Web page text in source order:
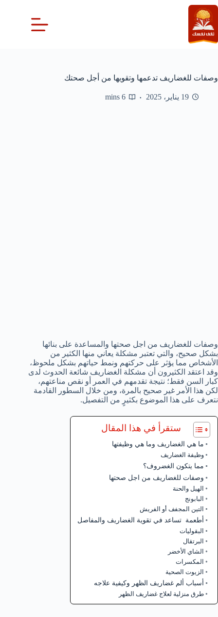
التجاوز
إلى
المحتوى
وصفات للغضاريف تدعمها وتقويها من أجل صحتك
19 يناير، 2025 6 mins
وصفات للغضاريف من اجل صحتها والمساعدة على بنائها
بشكل صحيح، والتي تعتبر مشكلة يعاني منها الكثير من
الأشخاص مما يؤثر على حركتهم ونمط حياتهم بشكل ملحوظ،
وقد اعتقد الكثيرون أن مشكلة الغضاريف شائعة الحدوث لدى
كبار السن فقط؛ نتيجة تقدمهم في العمر أو نقص مناعتهم،
لكن هذا الأمر غير صحيح بالمرة، ومن خلال السطور القادمة
نتعرف على هذا الموضوع بكثيرٍ من التفصيل.
ستقرأ في هذا المقال
ما هي الغضاريف وما هي وظيفتها
وظيفة الغضاريف
مما يتكون الغضروف؟
وصفات للغضاريف من اجل صحتها
الهيل والحنة
البابونج
التين المجفف أو الفريش
أطعمة تساعد في تقوية الغضاريف والمفاصل
البقوليات
البرتقال
الشاي الأخضر
المكسرات
الزيوت الصحية
أسباب ألم غضاريف الظهر وكيفية علاجه
طرق منزلية لعلاج غضاريف الظهر